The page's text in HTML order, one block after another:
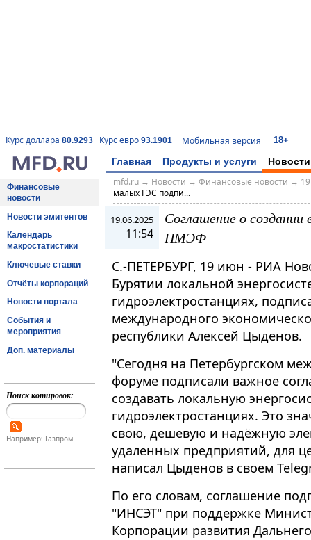
Курс доллара 80.9293 Курс евро 93.1901 Мобильная версия 18+
Главная Продукты и услуги Новости
Финансовые
новости
Новости эмитентов
Календарь
макростатистики
Ключевые ставки
Отчёты корпораций
Новости портала
События и
мероприятия
Доп. материалы
Поиск котировок:
Например: Газпром
mfd.ru→ Новости → Финансовые новости →
малых ГЭС подпи...
19.06.2025
11:54
Соглашение о
ПМЭФ
С.-ПЕТЕРБУРГ, 19 июн - РИА
Бурятии локальной
гидроэлектростанциях,
международного
республики Алексей Цыденов​​​.
"Сегодня на Петербургском
форуме подписали важное
создавать локальную
гидроэлектростанциях. Это
свою, дешевую и надёжную
удаленных предприятий, для
написал Цыденов в своем
По его словам, соглашение
"ИНСЭТ" при поддержке
Корпорации развития